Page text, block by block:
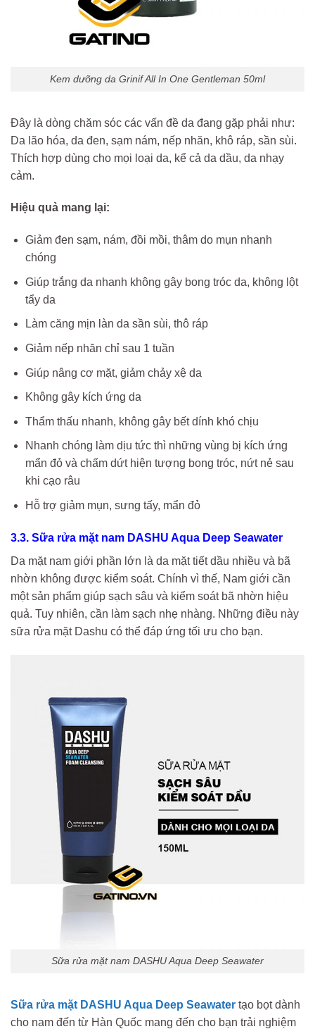
Kem dưỡng da Grinif All In One Gentleman 50ml
Đây là dòng chăm sóc các vấn đề da đang gặp phải như:
Da lão hóa, da đen, sạm nám, nếp nhăn, khô ráp, sần sùi.
Thích hợp dùng cho mọi loại da, kể cả da dầu, da nhạy
cảm.
Hiệu quả mang lại:
Giảm đen sạm, nám, đồi mồi, thâm do mụn nhanh
chóng
Giúp trắng da nhanh không gây bong tróc da, không lột
tẩy da
Làm căng mịn làn da sần sùi, thô ráp
Giảm nếp nhăn chỉ sau 1 tuần
Giúp nâng cơ mặt, giảm chảy xệ da
Không gây kích ứng da
Thẩm thấu nhanh, không gây bết dính khó chịu
Nhanh chóng làm dịu tức thì những vùng bị kích ứng
mẩn đỏ và chấm dứt hiện tượng bong tróc, nứt nẻ sau
khi cạo râu
Hỗ trợ giảm mụn, sưng tấy, mẩn đỏ
3.3. Sữa rửa mặt nam DASHU Aqua Deep Seawater
Da mặt nam giới phần lớn là da mặt tiết dầu nhiều và bã
nhờn không được kiểm soát. Chính vì thế, Nam giới cần
một sản phẩm giúp sạch sâu và kiểm soát bã nhờn hiệu
quả. Tuy nhiên, cần làm sạch nhẹ nhàng. Những điều này
sữa rửa mặt Dashu có thể đáp ứng tối ưu cho bạn.
Sữa rửa mặt nam DASHU Aqua Deep Seawater
Sữa rửa mặt DASHU Aqua Deep Seawater tạo bọt dành
cho nam đến từ Hàn Quốc mang đến cho bạn trải nghiệm